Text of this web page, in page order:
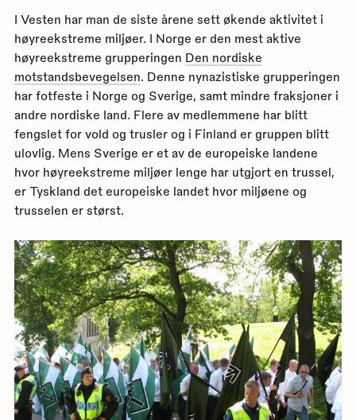
I Vesten har man de siste årene sett økende aktivitet i
høyreekstreme miljøer. I Norge er den mest aktive
høyreekstreme grupperingen Den nordiske
motstandsbevegelsen. Denne nynazistiske grupperingen
har fotfeste i Norge og Sverige, samt mindre fraksjoner i
andre nordiske land. Flere av medlemmene har blitt
fengslet for vold og trusler og i Finland er gruppen blitt
ulovlig. Mens Sverige er et av de europeiske landene
hvor høyreekstreme miljøer lenge har utgjort en trussel,
er Tyskland det europeiske landet hvor miljøene og
trusselen er størst.